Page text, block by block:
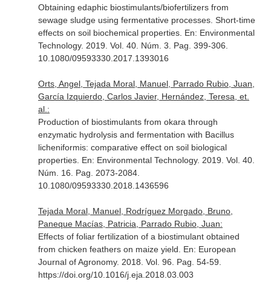
Obtaining edaphic biostimulants/biofertilizers from
sewage sludge using fermentative processes. Short-time
effects on soil biochemical properties. En: Environmental
Technology. 2019. Vol. 40. Núm. 3. Pag. 399-306.
10.1080/09593330.2017.1393016
Orts, Angel, Tejada Moral, Manuel, Parrado Rubio, Juan,
García Izquierdo, Carlos Javier, Hernández, Teresa, et.
al.:
Production of biostimulants from okara through
enzymatic hydrolysis and fermentation with Bacillus
licheniformis: comparative effect on soil biological
properties. En: Environmental Technology. 2019. Vol. 40.
Núm. 16. Pag. 2073-2084.
10.1080/09593330.2018.1436596
Tejada Moral, Manuel, Rodríguez Morgado, Bruno,
Paneque Macías, Patricia, Parrado Rubio, Juan:
Effects of foliar fertilization of a biostimulant obtained
from chicken feathers on maize yield. En: European
Journal of Agronomy. 2018. Vol. 96. Pag. 54-59.
https://doi.org/10.1016/j.eja.2018.03.003